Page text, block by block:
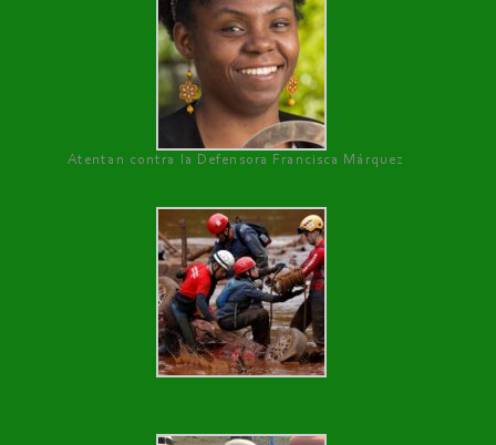
Atentan contra la Defensora Francisca Márquez